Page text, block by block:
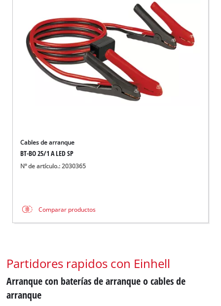
Cables de arranque
BT-BO 25/1 A LED SP
Nº de artículo.: 2030365
Comparar productos
Partidores rapidos con Einhell
Arranque con baterías de arranque o cables de
arranque